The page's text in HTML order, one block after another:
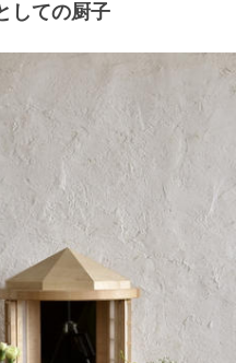
しての厨子